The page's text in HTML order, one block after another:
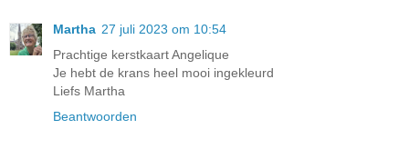
Martha 27 juli 2023 om 10:54
Prachtige kerstkaart Angelique
Je hebt de krans heel mooi ingekleurd
Liefs Martha
Beantwoorden